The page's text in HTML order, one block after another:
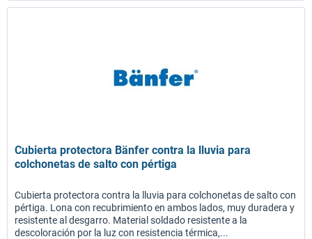
Cubierta protectora Bänfer contra la lluvia para
colchonetas de salto con pértiga
Cubierta protectora contra la lluvia para colchonetas de salto con
pértiga. Lona con recubrimiento en ambos lados, muy duradera y
resistente al desgarro. Material soldado resistente a la
descoloración por la luz con resistencia térmica,...